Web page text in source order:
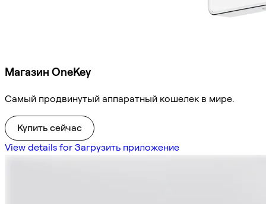
Магазин OneKey
Самый продвинутый аппаратный кошелек в мире.
Купить сейчас
View details for Загрузить приложение